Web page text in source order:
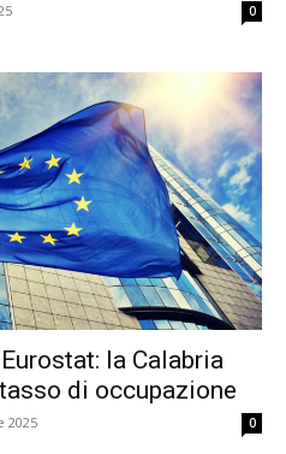
0
la Calabria
di occupazione
2025 0